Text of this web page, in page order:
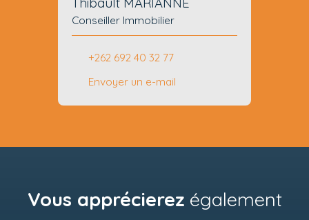
Conseiller Immobilier
+262 692 40 32 77
Envoyer un e-mail
Vous apprécierez également